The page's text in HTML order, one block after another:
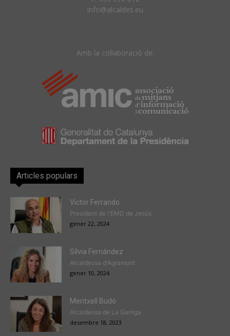
info@alcaldes.eu
Amb la col·laboració de:
Articles populars
Victor Ferrando
President de l'EMD de Jesús
gener 22, 2024
Sílvia Fernández
Alcaldessa d'Agramunt
gener 10, 2024
Meritxell Budó
Alcaldessa de La Garriga
desembre 18, 2023